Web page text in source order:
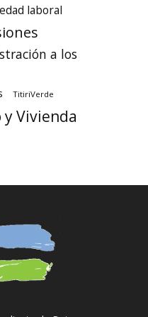
laboral
a los
TitiriVerde
Vivienda